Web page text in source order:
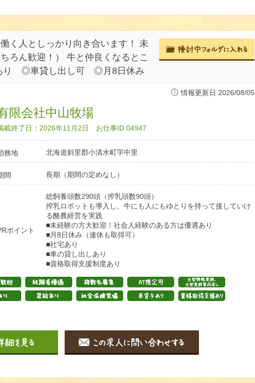
く人としっかり向き合います！ 未
ろん歓迎！） 牛と仲良くなるとこ
り ◎車貸し出し可 ◎月8日休み
情報更新日 2026/08/05
限会社中山牧場
載終了日：2026年11月2日 お仕事ID:04947
務地 北海道斜里郡小清水町字中里
間 長期（期間の定めなし）
ポイント
総飼養頭数290頭（搾乳頭数90頭）
搾乳ロボットも導入し、牛にも人にもゆとりを持って接していけ
る酪農経営を実践
■未経験の方大歓迎！社会人経験のある方は優遇あり
■月8日休み（連休も取得可）
■社宅あり
■車の貸し出しあり
■資格取得支援制度あり